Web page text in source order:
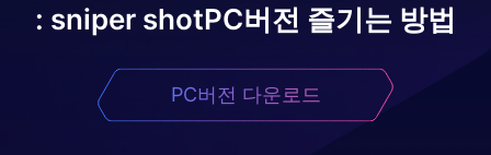
: sniper shotPC버전 즐기는 방법
PC버전 다운로드